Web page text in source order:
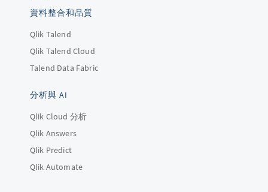
資料整合和品質
Qlik Talend
Qlik Talend Cloud
Talend Data Fabric
分析與 AI
Qlik Cloud 分析
Qlik Answers
Qlik Predict
Qlik Automate